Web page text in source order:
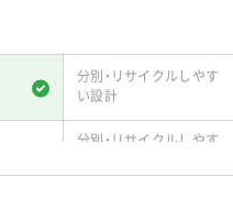
分別・リサイクルしやす
い設計
分別・リサイクルしやす